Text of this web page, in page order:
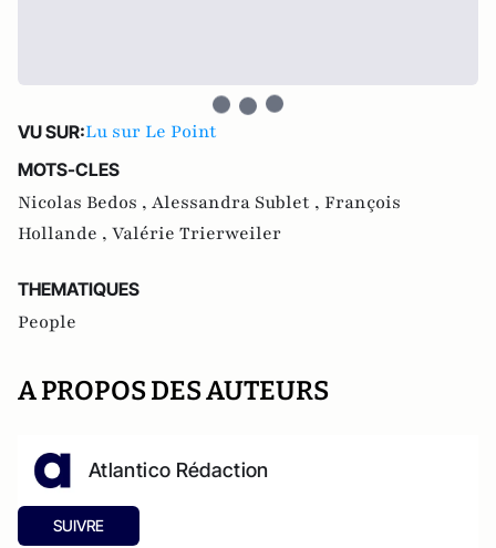
VU SUR:Lu sur Le Point
MOTS-CLES
Nicolas Bedos , Alessandra Sublet , François
Hollande , Valérie Trierweiler
THEMATIQUES
People
A PROPOS DES AUTEURS
Atlantico Rédaction
SUIVRE